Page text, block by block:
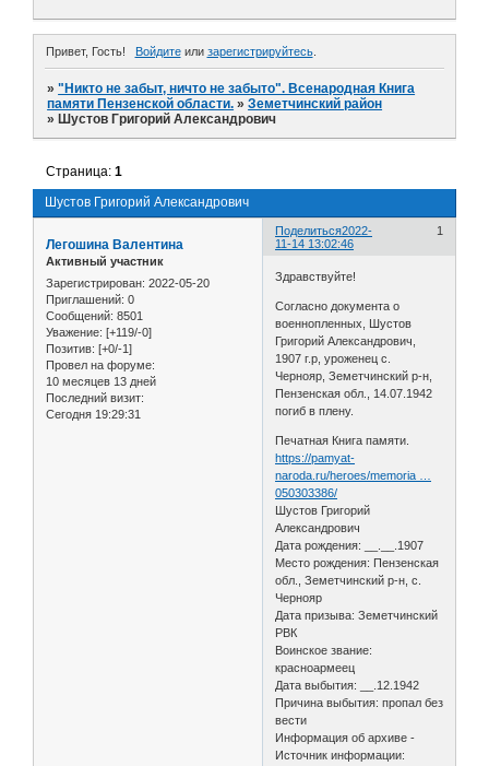
Привет, Гость! Войдитеили зарегистрируйтесь.
»"Никто не забыт, ничто не забыто". Всенародная Книга
памяти Пензенской области. »Земетчинский район
» Шустов Григорий Александрович
Шустов Григорий Александрович
Страница:1
Поделиться 1
2022-
11-14 13:02:46
Легошина Валентина
Активный участник
Зарегистрирован: 2022-05-20
Приглашений: 0
Сообщений: 8501
Уважение: [+119/-0]
Позитив: [+0/-1]
Провел на форуме:
10 месяцев 13 дней
Последний визит:
Сегодня 19:29:31
Здравствуйте!
Согласно документа о
военнопленных, Шустов
Григорий Александрович,
1907 г.р, уроженец с.
Чернояр, Земетчинский р-н,
Пензенская обл., 14.07.1942
погиб в плену.
Печатная Книга памяти.
https://pamyat-
naroda.ru/heroes/memoria …
050303386/
Шустов Григорий
Александрович
Дата рождения: __.__.1907
Место рождения: Пензенская
обл., Земетчинский р-н, с.
Чернояр
Дата призыва: Земетчинский
РВК
Воинское звание:
красноармеец
Дата выбытия: __.12.1942
Причина выбытия: пропал без
вести
Информация об архиве -
Источник информации: